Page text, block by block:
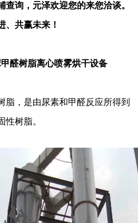
查询，元泽欢迎您的来您洽谈。
、共赢未来！
醛树脂离心喷雾烘干设备
脂，是由尿素和甲醛反应所得到
性树脂。